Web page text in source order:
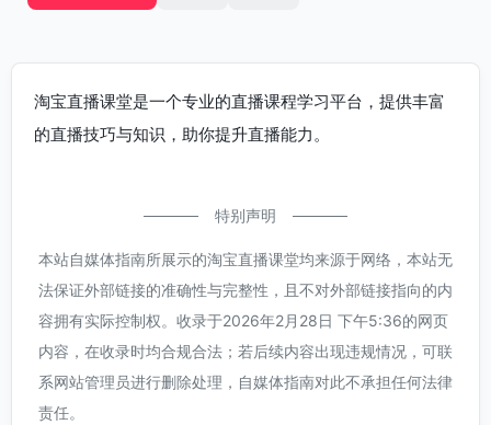
淘宝直播课堂是一个专业的直播课程学习平台，提供丰富
的直播技巧与知识，助你提升直播能力。
特别声明
本站自媒体指南所展示的淘宝直播课堂均来源于网络，本站无
法保证外部链接的准确性与完整性，且不对外部链接指向的内
容拥有实际控制权。收录于2026年2月28日 下午5:36的网页
内容，在收录时均合规合法；若后续内容出现违规情况，可联
系网站管理员进行删除处理，自媒体指南对此不承担任何法律
责任。